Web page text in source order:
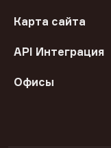
Карта сайта
API Интеграция
Офисы